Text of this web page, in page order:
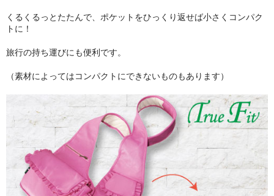
くるくるっとたたんで、ポケットをひっくり返せば小さくコンパク
トに！
旅行の持ち運びにも便利です。
（素材によってはコンパクトにできないものもあります）